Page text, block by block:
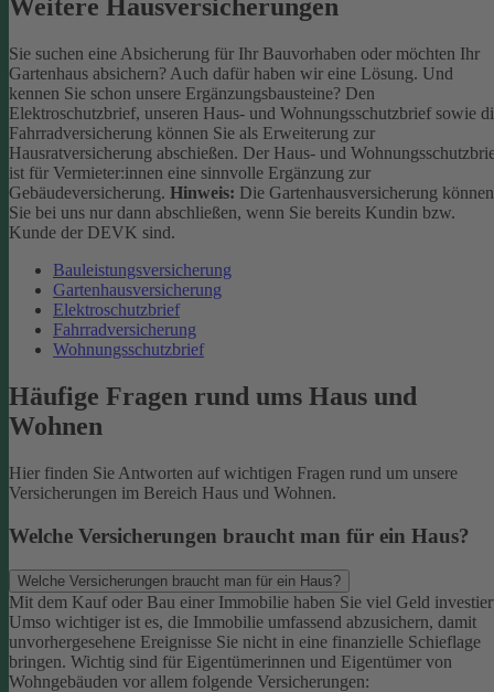
Weitere Hausversicherungen
Sie suchen eine Absicherung für Ihr Bauvorhaben oder möchten Ihr
Gartenhaus absichern? Auch dafür haben wir eine Lösung. Und
kennen Sie schon unsere Ergänzungsbausteine? Den
Elektroschutzbrief, unseren Haus- und Wohnungsschutzbrief sowie
Fahrradversicherung können Sie als Erweiterung zur
Hausratversicherung abschießen. Der Haus- und
ist für Vermieter:innen eine sinnvolle Ergänzung zur
Gebäudeversicherung. Hinweis: Die Gartenhausversicherung können
Sie bei uns nur dann abschließen, wenn Sie bereits Kundin bzw.
Kunde der DEVK sind.
Bauleistungsversicherung
Gartenhausversicherung
Elektroschutzbrief
Fahrradversicherung
Wohnungsschutzbrief
Häufige Fragen rund ums Haus und
Wohnen
Hier finden Sie Antworten auf wichtigen Fragen rund um unsere
Versicherungen im Bereich Haus und Wohnen.
Welche Versicherungen braucht man für ein Haus?
Welche Versicherungen braucht man für ein Haus?
Mit dem Kauf oder Bau einer Immobilie haben Sie viel Geld
Umso wichtiger ist es, die Immobilie umfassend abzusichern, damit
unvorhergesehene Ereignisse Sie nicht in eine finanzielle Schieflage
bringen. Wichtig sind für Eigentümerinnen und Eigentümer von
Wohngebäuden vor allem folgende Versicherungen: